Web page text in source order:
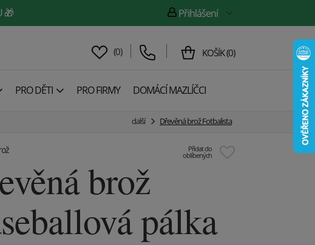
🎁 Přihlášení
(0) KOŠÍK(0)
PRO DĚTI PRO FIRMY DOMÁCÍ MAZLÍČCI
další Dřevěná brož Fotbalista
Přidat do
oblíbených
brož
pálka